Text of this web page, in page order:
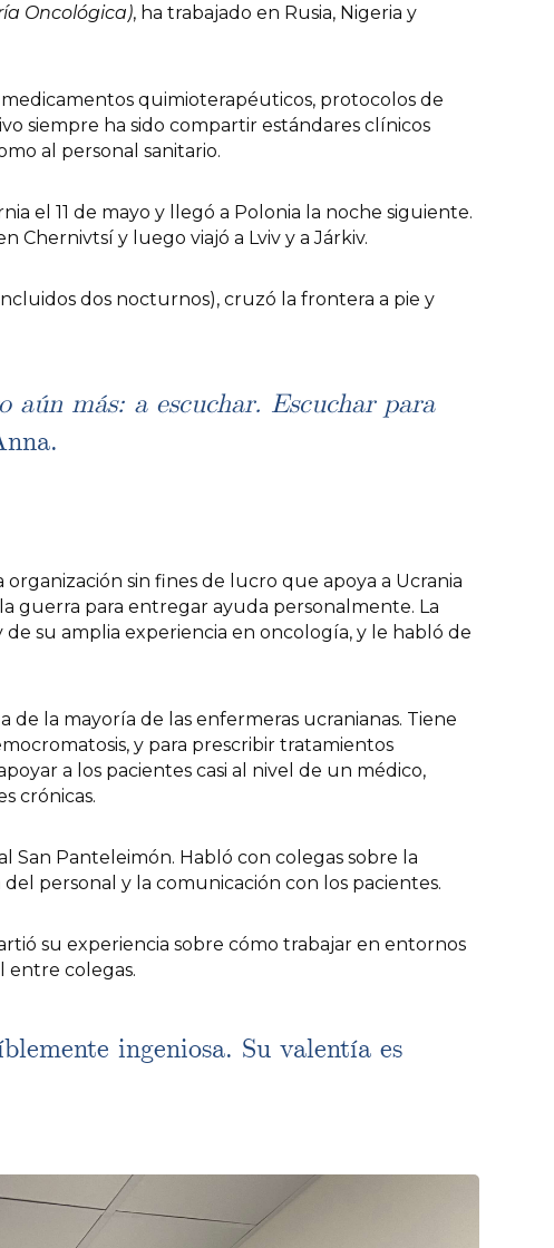
Oncológica), ha trabajado en Rusia, Nigeria y
quimioterapéuticos, protocolos de
siempre ha sido compartir estándares clínicos
al personal sanitario.
el 11 de mayo y llegó a Polonia la noche siguiente.
Chernivtsí y luego viajó a Lviv y a Járkiv.
dos nocturnos), cruzó la frontera a pie y
más: a escuchar. Escuchar para
sin fines de lucro que apoya a Ucrania
guerra para entregar ayuda personalmente. La
de su amplia experiencia en oncología, y le habló de
de la mayoría de las enfermeras ucranianas. Tiene
y para prescribir tratamientos
a los pacientes casi al nivel de un médico,
crónicas.
San Panteleimón. Habló con colegas sobre la
personal y la comunicación con los pacientes.
su experiencia sobre cómo trabajar en entornos
entre colegas.
ingeniosa. Su valentía es